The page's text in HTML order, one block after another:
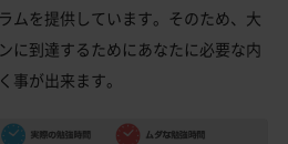
ムを提供しています。そのため、大
に到達するためにあなたに必要な内
事が出来ます。